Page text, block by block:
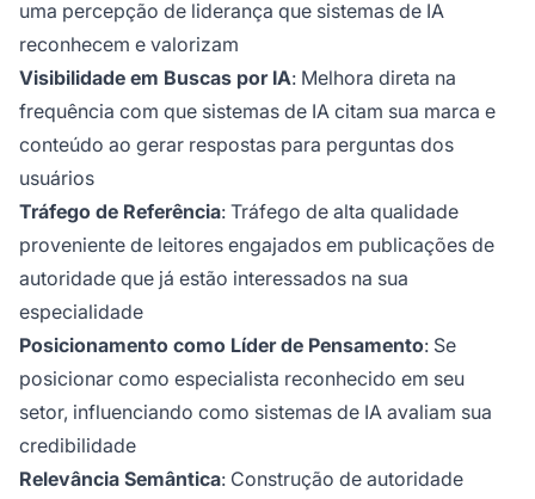
uma percepção de liderança que sistemas de IA
reconhecem e valorizam
Visibilidade em Buscas por IA: Melhora direta na
frequência com que sistemas de IA citam sua marca e
conteúdo ao gerar respostas para perguntas dos
usuários
Tráfego de Referência: Tráfego de alta qualidade
proveniente de leitores engajados em publicações de
autoridade que já estão interessados na sua
especialidade
Posicionamento como Líder de Pensamento: Se
posicionar como especialista reconhecido em seu
setor, influenciando como sistemas de IA avaliam sua
credibilidade
Relevância Semântica: Construção de autoridade